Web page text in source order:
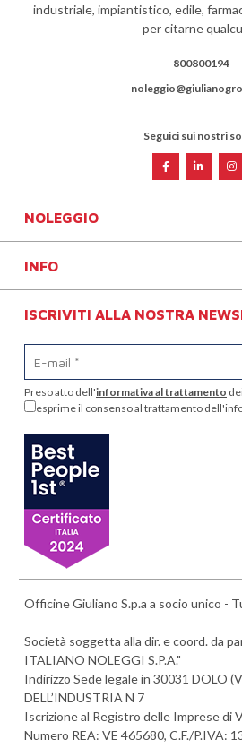
industriale, impiantistico, edile,
per citarne
800800194
Seguici sui nostri
NOLEGGIO
INFO
ISCRIVITI ALLA NOSTRA
Preso atto dell'informativa al trattamento
esprime il consenso al trattamento
Officine Giuliano S.p.a a socio unico -
-
Società soggetta alla dir. e coord. da
ITALIANO NOLEGGI S.P.A."
Indirizzo Sede legale in 30031 DOLO
DELL’INDUSTRIA N 7
Iscrizione al Registro delle Imprese di
Numero REA: VE 465680, C.F./P.IVA: